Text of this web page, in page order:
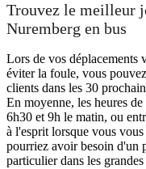
Trouvez le meilleur
Nuremberg en bus
Lors de vos déplacements
éviter la foule, vous
clients dans les 30
En moyenne, les heures
6h30 et 9h le matin, ou
à l'esprit lorsque vous
pourriez avoir besoin d'un
particulier dans les